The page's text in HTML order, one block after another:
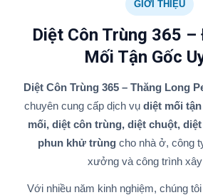
GIỚI THIỆU
Diệt Côn Trùng 365
Mối Tận Gốc
Diệt Côn Trùng 365 – Thăng Long
chuyên cung cấp dịch vụ diệt mối
mối, diệt côn trùng, diệt chuột,
phun khử trùngcho nhà ở, công
xưởng và công trình
Với nhiều năm kinh nghiệm, chúng